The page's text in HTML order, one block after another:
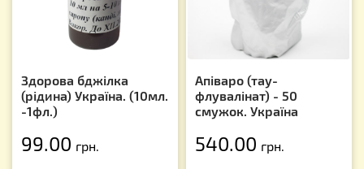
Здорова бджілка
(рідина) Україна. (10мл.
-1фл.)
99.00 грн.
Апіваро (тау-
флувалінат) - 50
смужок. Україна
540.00 грн.